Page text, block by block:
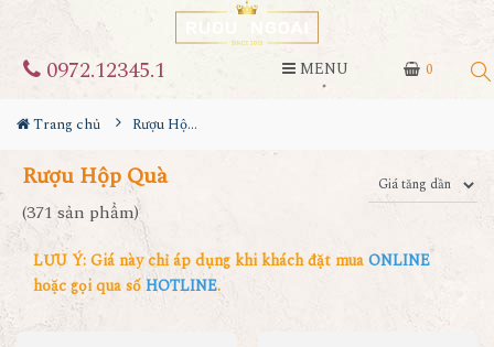
0
0972.12345.1 MENU
Trang chủ Rượu Hộp Quà
Rượu Hộp Quà
(371 sản phẩm)
LƯU Ý: Giá này chỉ áp dụng khi khách đặt muaONLINE
hoặc gọi qua sốHOTLINE.